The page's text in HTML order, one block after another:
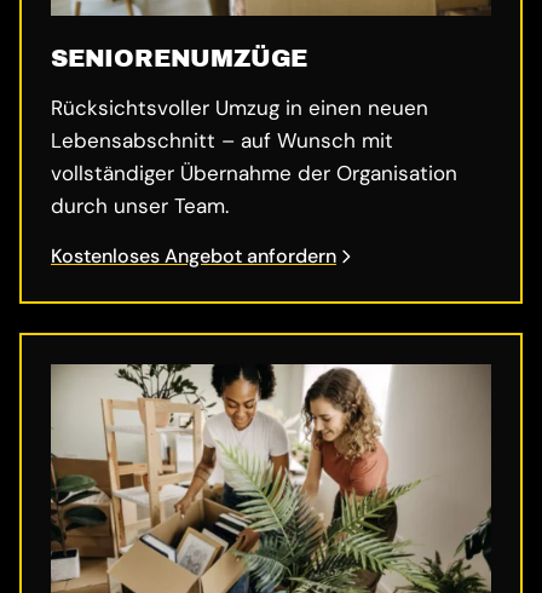
SENIORENUMZÜGE
Rücksichtsvoller Umzug in einen neuen
Lebensabschnitt – auf Wunsch mit
vollständiger Übernahme der Organisation
durch unser Team.
Kostenloses Angebot anfordern